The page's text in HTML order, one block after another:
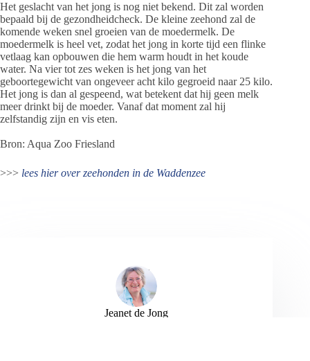
Het geslacht van het jong is nog niet bekend. Dit zal worden
bepaald bij de gezondheidcheck. De kleine zeehond zal de
komende weken snel groeien van de moedermelk. De
moedermelk is heel vet, zodat het jong in korte tijd een flinke
vetlaag kan opbouwen die hem warm houdt in het koude
water. Na vier tot zes weken is het jong van het
geboortegewicht van ongeveer acht kilo gegroeid naar 25 kilo.
Het jong is dan al gespeend, wat betekent dat hij geen melk
meer drinkt bij de moeder. Vanaf dat moment zal hij
zelfstandig zijn en vis eten.
Bron: Aqua Zoo Friesland
>>> lees hier over zeehonden in de Waddenzee
Jeanet de Jong